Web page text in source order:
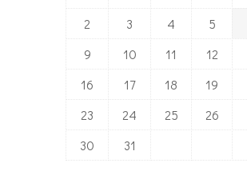
2
3 4 5
9
10 11 12
16
17 18 19
23
24 25 26
30
31